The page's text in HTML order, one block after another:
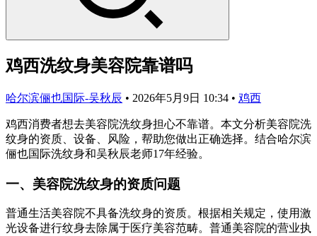
鸡西洗纹身美容院靠谱吗
哈尔滨俪也国际-吴秋辰 • 2026年5月9日 10:34 • 鸡西
鸡西消费者想去美容院洗纹身担心不靠谱。本文分析美容院洗
纹身的资质、设备、风险，帮助您做出正确选择。结合哈尔滨
俪也国际洗纹身和吴秋辰老师17年经验。
一、美容院洗纹身的资质问题
普通生活美容院不具备洗纹身的资质。根据相关规定，使用激
光设备进行纹身去除属于医疗美容范畴。普通美容院的营业执